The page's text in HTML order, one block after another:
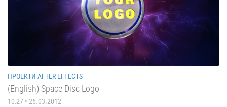
ПРОЕКТИ AFTER EFFECTS
(English) Space Disc Logo
10:27 • 26.03.2012